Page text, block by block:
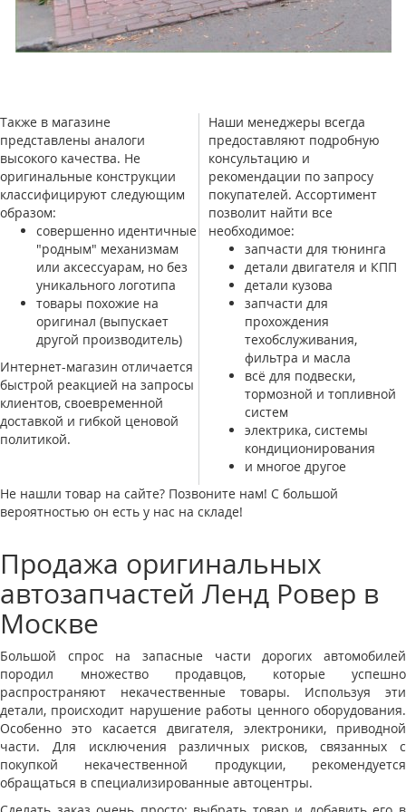
Также в магазине
представлены аналоги
высокого качества. Не
оригинальные конструкции
классифицируют следующим
образом:
совершенно идентичные
"родным" механизмам
или аксессуарам, но без
уникального логотипа
товары похожие на
оригинал (выпускает
другой производитель)
Интернет-магазин отличается
быстрой реакцией на запросы
клиентов, своевременной
доставкой и гибкой ценовой
политикой.
Наши менеджеры всегда
предоставляют подробную
консультацию и
рекомендации по запросу
покупателей. Ассортимент
позволит найти все
необходимое:
запчасти для тюнинга
детали двигателя и КПП
детали кузова
запчасти для
прохождения
техобслуживания,
фильтра и масла
всё для подвески,
тормозной и топливной
систем
электрика, системы
кондиционирования
и многое другое
Не нашли товар на сайте? Позвоните нам! С большой
вероятностью он есть у нас на складе!
Продажа оригинальных
автозапчастей Ленд Ровер в
Москве
Большой спрос на запасные части дорогих автомобилей
породил множество продавцов, которые успешно
распространяют некачественные товары. Используя эти
детали, происходит нарушение работы ценного оборудования.
Особенно это касается двигателя, электроники, приводной
части. Для исключения различных рисков, связанных с
покупкой некачественной продукции, рекомендуется
обращаться в специализированные автоцентры.